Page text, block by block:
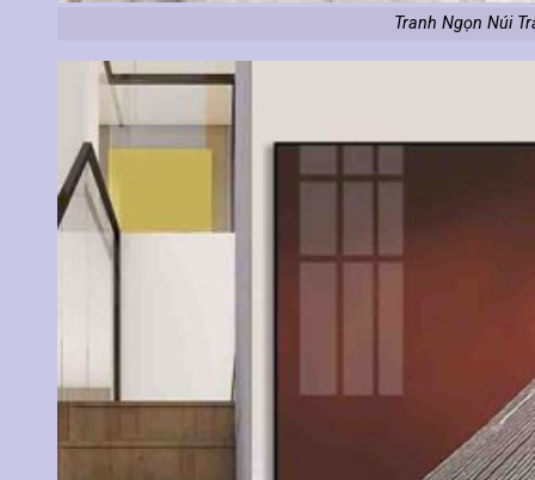
Tranh Ngọn Núi